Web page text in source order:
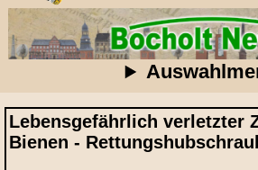
Lebensgefährlich verletzter
Bienen -